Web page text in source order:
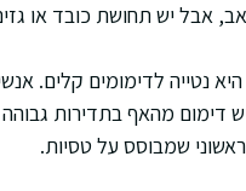
אבל יש תחושת כובד או
נטייה לדימומים קלים.
דימום מהאף בתדירות
שמבוסס על טסיות.